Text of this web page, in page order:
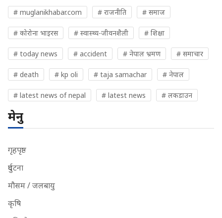
# muglanikhabar.com # राजनीति # समाज
# कोरोना भाइरस # स्वास्थ्य-जीवनशैली # शिक्षा
# today news # accident # नेपाल भ्रमण # समाचार
# death # kp oli # taja samachar # नेपाल
# latest news of nepal # latest news # लकडाउन
मेनु
गृहपृष्ठ
दुर्घटना
मौसम / जलबायु
कृषि